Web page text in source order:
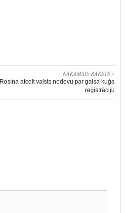
NĀKAMAIS RAKSTS »
Rosina atcelt valsts nodevu par gaisa kuģa
reģistrāciju